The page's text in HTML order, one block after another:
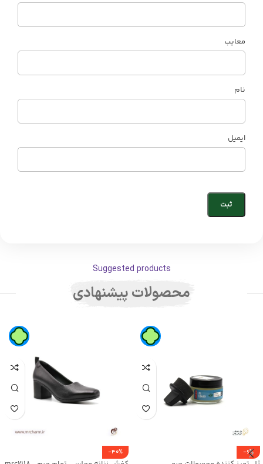
معایب
نام
ایمیل
Suggested products
محصولات پیشنهادی
-6%
-40%